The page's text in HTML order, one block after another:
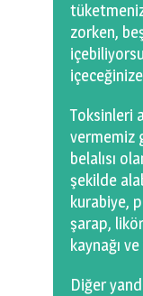
zorken,
Toksinleri
vermemiz
belalısı
şekilde
kurabiye,
şarap,
kaynağı
Diğer